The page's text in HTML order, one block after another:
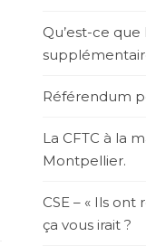
Qu’est-ce
Référendum
La CFTC à la
Montpellier.
CSE – « Ils
ça vous irait ?